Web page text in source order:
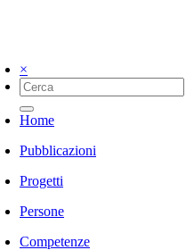
×
Home
Pubblicazioni
Progetti
Persone
Competenze